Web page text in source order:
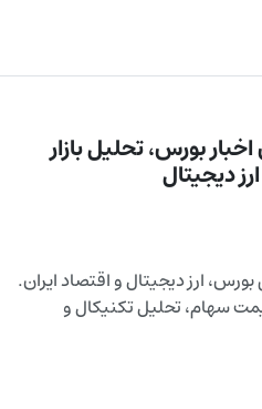
بورس، تحلیل بازار
دیجیتال
ارز دیجیتال و اقتصاد ایران.
سهام، تحلیل تکنیکال و